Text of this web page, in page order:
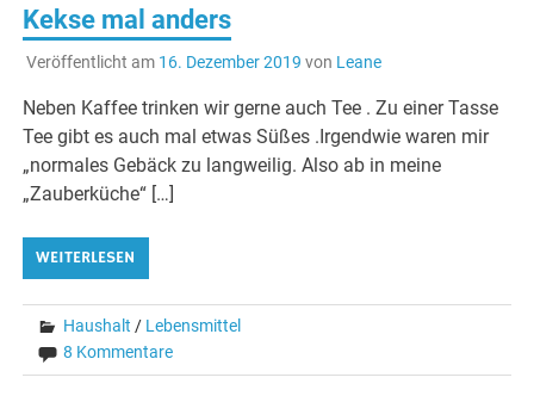
Kekse mal anders
Veröffentlicht am 16. Dezember 2019 von Leane
Neben Kaffee trinken wir gerne auch Tee . Zu einer Tasse
Tee gibt es auch mal etwas Süßes .Irgendwie waren mir
„normales Gebäck zu langweilig. Also ab in meine
„Zauberküche“ […]
WEITERLESEN
Haushalt / Lebensmittel
8 Kommentare